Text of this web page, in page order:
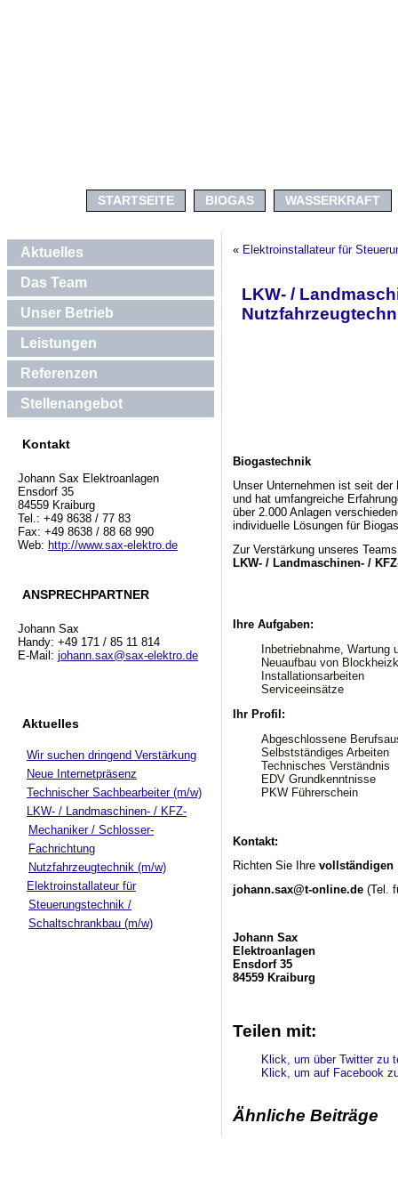
STARTSEITE BIOGAS WASSERKRAFT
Aktuelles
Das Team
Unser Betrieb
Leistungen
Referenzen
Stellenangebot
Kontakt
Johann Sax Elektroanlagen
Ensdorf 35
84559 Kraiburg
Tel.: +49 8638 / 77 83
Fax: +49 8638 / 88 68 990
Web: http://www.sax-elektro.de
ANSPRECHPARTNER
Johann Sax
Handy: +49 171 / 85 11 814
E-Mail: johann.sax@sax-elektro.de
Aktuelles
Wir suchen dringend Verstärkung
Neue Internetpräsenz
Technischer Sachbearbeiter (m/w)
LKW- / Landmaschinen- / KFZ-
Mechaniker / Schlosser-
Fachrichtung
Nutzfahrzeugtechnik (m/w)
Elektroinstallateur für
Steuerungstechnik /
Schaltschrankbau (m/w)
« Elektroinstallateur für
LKW- /
Biogastechnik
Unser Unternehmen ist seit
und hat umfangreiche
über 2.000 Anlagen
individuelle Lösungen für
Zur Verstärkung unseres
LKW- / Landmaschinen- /
Ihre Aufgaben:
Inbetriebnahme,
Neuaufbau von
Installationsarbeiten
Serviceeinsätze
Ihr Profil:
Abgeschlossene
Selbstständiges Arbeiten
Technisches Verständnis
EDV Grundkenntnisse
PKW Führerschein
Kontakt:
Richten Sie Ihre vollständigen
johann.sax@t-online.de (Tel.
Johann Sax
Elektroanlagen
Ensdorf 35
84559 Kraiburg
Teilen mit:
Klick, um über Twitter zu
Klick, um auf Facebook
Ähnliche Beiträge